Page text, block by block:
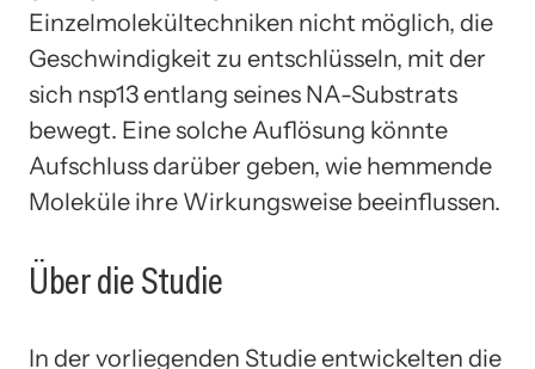
Einzelmolekültechniken nicht möglich, die
Geschwindigkeit zu entschlüsseln, mit der
sich nsp13 entlang seines NA-Substrats
bewegt. Eine solche Auflösung könnte
Aufschluss darüber geben, wie hemmende
Moleküle ihre Wirkungsweise beeinflussen.
Über die Studie
In der vorliegenden Studie entwickelten die